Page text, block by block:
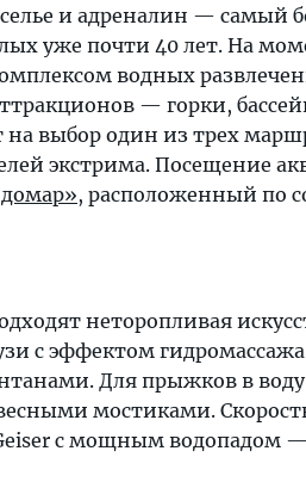
и адреналин — самый
уже почти 40 лет. На
водных
— горки,
выбор один из трех
экстрима. Посещение
, расположенный по
неторопливая
с эффектом
Для прыжков в воду
мостиками.
с мощным водопадом